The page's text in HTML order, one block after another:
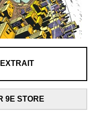
9E STORE